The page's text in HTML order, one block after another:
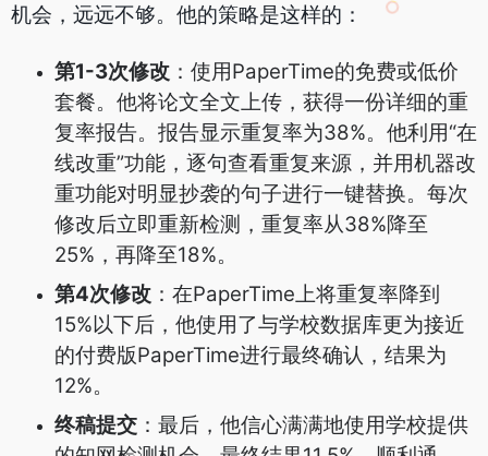
机会，远远不够。他的策略是这样的：
第1-3次修改 ：使用PaperTime的免费或低价
套餐。他将论文全文上传，获得一份详细的重
复率报告。报告显示重复率为38%。他利用“在
线改重”功能，逐句查看重复来源，并用机器改
重功能对明显抄袭的句子进行一键替换。每次
修改后立即重新检测，重复率从38%降至
25%，再降至18%。
第4次修改 ：在PaperTime上将重复率降到
15%以下后，他使用了与学校数据库更为接近
的付费版PaperTime进行最终确认，结果为
12%。
终稿提交 ：最后，他信心满满地使用学校提供